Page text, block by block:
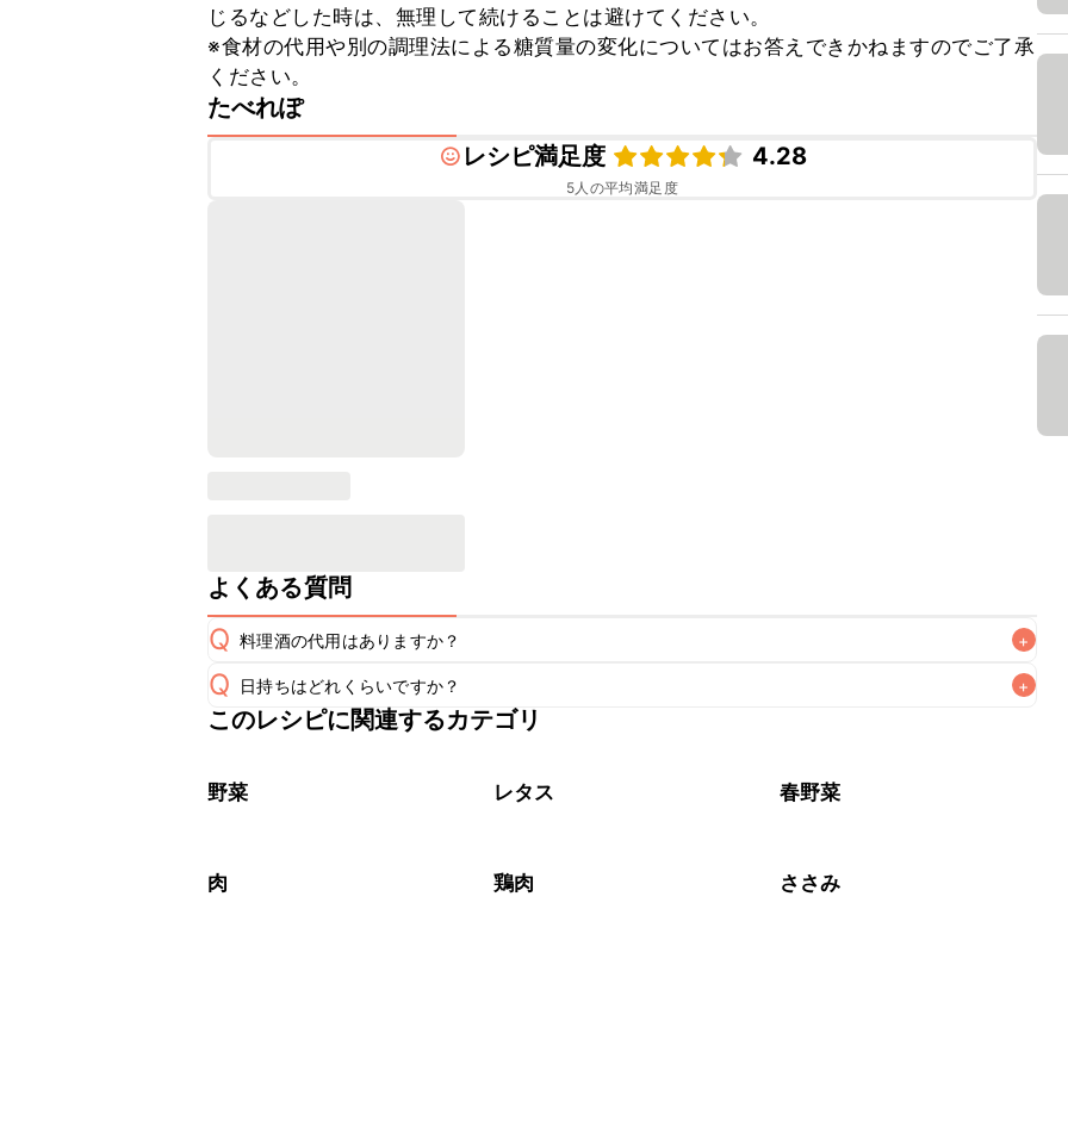
じるなどした時は、無理して続けることは避けてください。
※食材の代用や別の調理法による糖質量の変化についてはお答えできかねますのでご了承
ください。
たべれぽ
レシピ満足度
4.28
5人の平均満足度
よくある質問
Q 料理酒の代用はありますか？ +
A
Q 日持ちはどれくらいですか？ +
保存期間は冷蔵で当日中が目安です。なるべくお早めにお召し上がりください。
※日持ちは目安です。
このレシピに関連するカテゴリ
野菜 レタス 春野菜
肉 鶏肉 ささみ